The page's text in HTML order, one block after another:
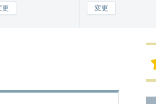
更 変更